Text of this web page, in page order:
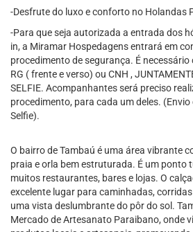
-Desfrute do luxo e conforto no Holandas
-Para que seja autorizada a entrada dos
in, a Miramar Hospedagens entrará em
procedimento de segurança. É
RG ( frente e verso) ou CNH ,
SELFIE. Acompanhantes será preciso
procedimento, para cada um deles.
Selfie).
O bairro de Tambaú é uma área vibrante
praia e orla bem estruturada. É um ponto
muitos restaurantes, bares e lojas. O
excelente lugar para caminhadas,
uma vista deslumbrante do pôr do sol.
Mercado de Artesanato Paraibano, onde